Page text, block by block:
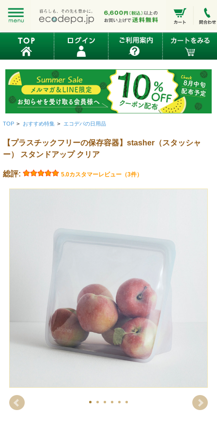
TOP > おすすめ特集 > エコデパの日用品
【プラスチックフリーの保存容器】stasher（スタッシャ
ー） スタンドアップ クリア
総評: 5.0カスタマーレビュー（3件）